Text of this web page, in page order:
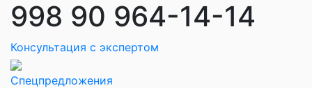
998 90 964-14-14
Консультация с экспертом
Спецпредложения